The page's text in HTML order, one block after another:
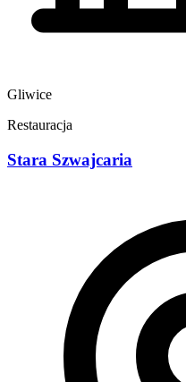
Gliwice
Restauracja
Stara Szwajcaria